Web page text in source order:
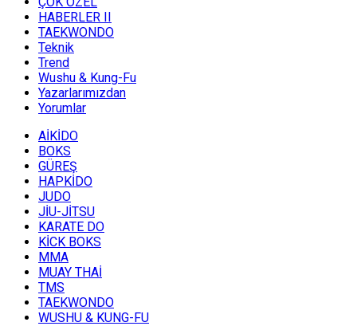
HABERLER II
TAEKWONDO
Teknik
Trend
Wushu & Kung-Fu
Yazarlarımızdan
Yorumlar
AİKİDO
BOKS
GÜREŞ
HAPKİDO
JUDO
JİU-JİTSU
KARATE DO
KİCK BOKS
MMA
MUAY THAİ
TMS
TAEKWONDO
WUSHU & KUNG-FU